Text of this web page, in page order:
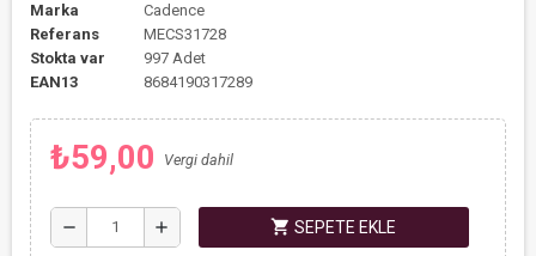
Marka
Cadence
Referans
MECS31728
Stokta var
997 Adet
EAN13
8684190317289
₺59,00 Vergi dahil
remove add shopping_cart SEPETE EKLE